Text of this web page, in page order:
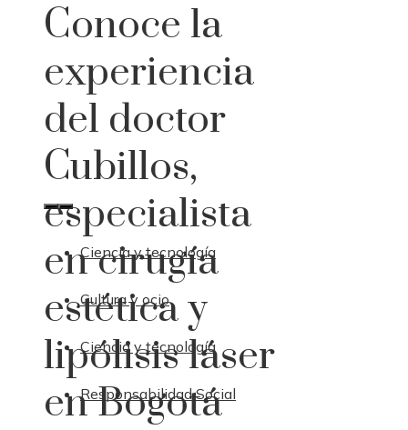
Ciencia y tecnología
Cultura y ocio
Ciencia y tecnología
Responsabilidad Social
Conoce la
experiencia
del doctor
Cubillos,
especialista
en cirugía
estética y
lipólisis láser
en Bogotá